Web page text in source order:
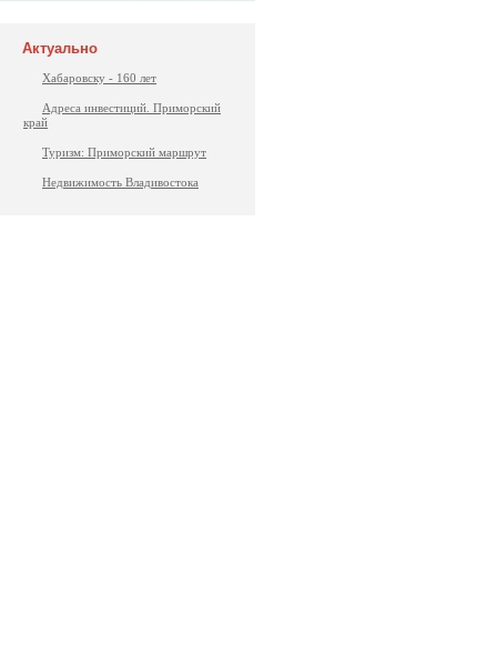
Актуально
Хабаровску - 160 лет
Адреса инвестиций. Приморский
край
Туризм: Приморский маршрут
Недвижимость Владивостока